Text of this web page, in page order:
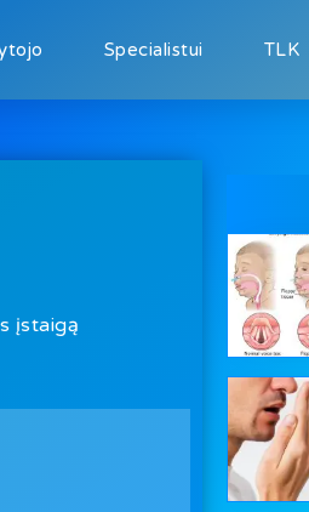
Specialistui TLK
įstaigą